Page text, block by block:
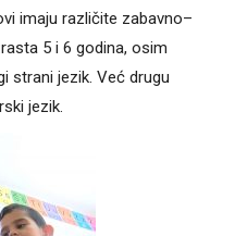
imaju različite zabavno–
5 i 6 godina, osim
strani jezik. Već drugu
jezik.